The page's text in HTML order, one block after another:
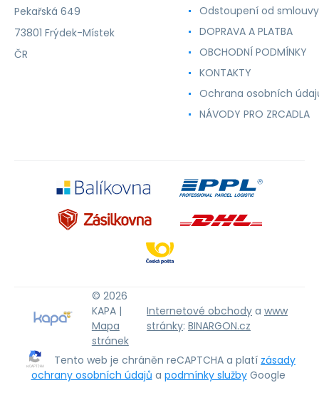
Pekařská 649
73801 Frýdek-Místek
ČR
Odstoupení od smlouvy
DOPRAVA A PLATBA
OBCHODNÍ PODMÍNKY
KONTAKTY
Ochrana osobních
NÁVODY PRO ZRCADLA
© 2026
KAPA |
Mapa
stránek
Internetové obchody a www
stránky: BINARGON.cz
Tento web je chráněn reCAPTCHA a platí zásady
ochrany osobních údajů a podmínky služby Google